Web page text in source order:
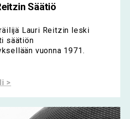
Säätiö
Lauri Reitzin leski
säätiön
vuonna 1971.
>